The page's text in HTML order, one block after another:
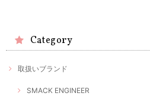
Category
取扱いブランド
SMACK ENGINEER